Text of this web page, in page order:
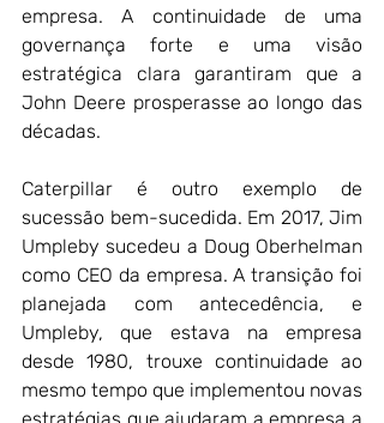
empresa. A continuidade de uma
governança forte e uma visão
estratégica clara garantiram que a
John Deere prosperasse ao longo das
décadas.
Caterpillar é outro exemplo de
sucessão bem-sucedida. Em 2017, Jim
Umpleby sucedeu a Doug Oberhelman
como CEO da empresa. A transição foi
planejada com antecedência, e
Umpleby, que estava na empresa
desde 1980, trouxe continuidade ao
mesmo tempo que implementou novas